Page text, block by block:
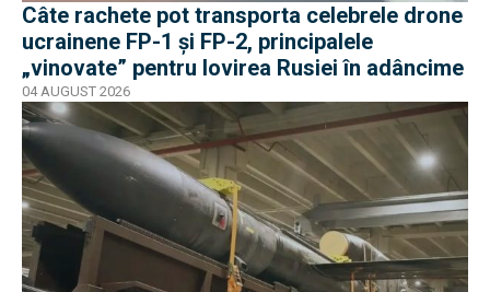
Câte rachete pot transporta celebrele drone
ucrainene FP-1 și FP-2, principalele
„vinovate” pentru lovirea Rusiei în adâncime
04 AUGUST 2026